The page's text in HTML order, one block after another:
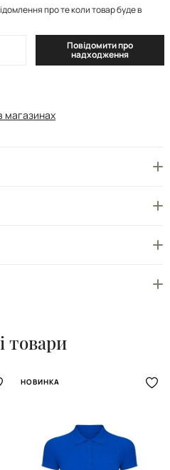
про те коли товар буде в
Повідомити про
надходження
магазинах
товари
НОВИНКА